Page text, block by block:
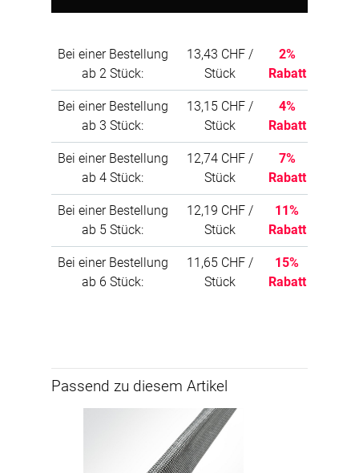
Bei einer Bestellung
ab 2 Stück:
13,43 CHF /
Stück
2%
Rabatt
Bei einer Bestellung
ab 3 Stück:
13,15 CHF /
Stück
4%
Rabatt
Bei einer Bestellung
ab 4 Stück:
12,74 CHF /
Stück
7%
Rabatt
Bei einer Bestellung
ab 5 Stück:
12,19 CHF /
Stück
11%
Rabatt
Bei einer Bestellung
ab 6 Stück:
11,65 CHF /
Stück
15%
Rabatt
Passend zu diesem Artikel